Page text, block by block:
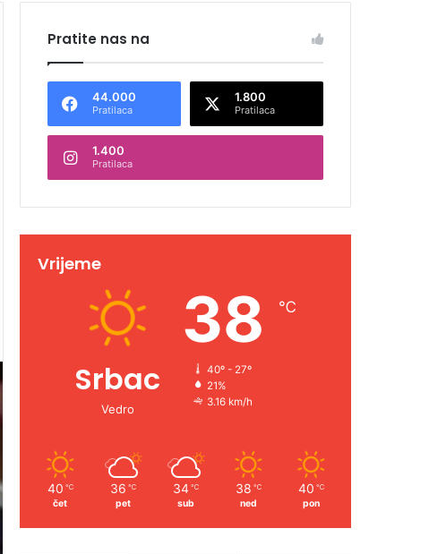
Pratite nas na
44.000
Pratilaca
1.800
Pratilaca
1.400
Pratilaca
Vrijeme
Srbac
Vedro
38 ℃
40º - 27º
21%
3.16 km/h
40 ℃
čet
36 ℃
pet
34 ℃
sub
38 ℃
ned
40 ℃
pon